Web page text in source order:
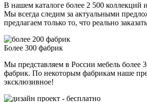
В нашем каталоге более 2 500 коллекций
Мы всегда следим за актуальными
предлагаем только то, что реально
Более 300 фабрик
Мы представляем в России мебель более
фабрик. По некоторым фабрикам наше
эксклюзивное!